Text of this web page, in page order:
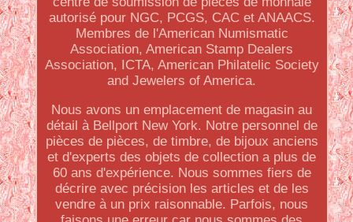
autorisé pour NGC, PCGS, CAC et ANAACS.
Membres de l'American Numismatic
Association, American Stamp Dealers
Association, ICTA, American Philatelic Society
and Jewelers of America.
Nous avons un emplacement de magasin au
détail à Bellport New York. Notre personnel de
pièces de pièces, de timbre, de bijoux anciens
et d'experts des objets de collection a plus de
60 ans d'expérience. Nous sommes fiers de
décrire avec précision les articles et de les
vendre à un prix raisonnable. Parfois, nous